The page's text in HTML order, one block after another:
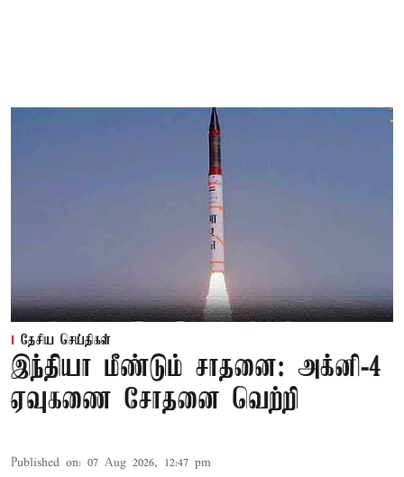
தேசிய செய்திகள்
இந்தியா மீண்டும் சாதனை: அக்னி-4
ஏவுகணை சோதனை வெற்றி
Published on: 07 Aug 2026, 12:47 pm